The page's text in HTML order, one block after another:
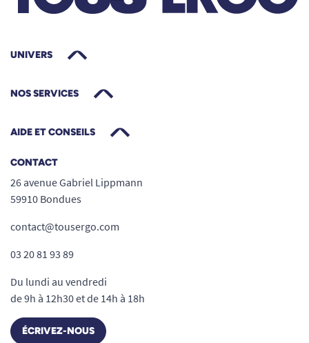
UNIVERS
NOS SERVICES
AIDE ET CONSEILS
CONTACT
26 avenue Gabriel Lippmann
59910 Bondues
contact@tousergo.com
03 20 81 93 89
Du lundi au vendredi
de 9h à 12h30 et de 14h à 18h
ÉCRIVEZ-NOUS